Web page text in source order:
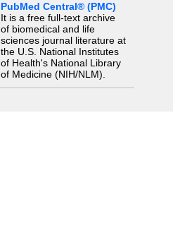
PubMed Central® (PMC)
It is a free full-text archive
of biomedical and life
sciences journal literature at
the U.S. National Institutes
of Health's National Library
of Medicine (NIH/NLM).